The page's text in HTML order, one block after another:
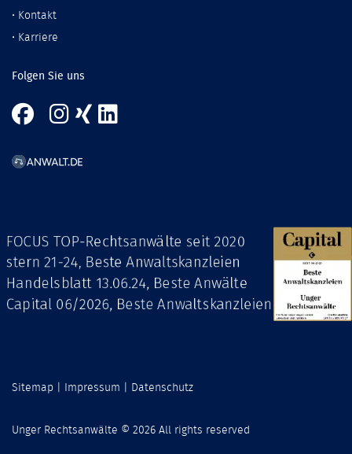
• Kontakt
• Karriere
Folgen Sie uns
Sitemap Impressum Datenschutz
Unger Rechtsanwälte © 2026 All rights reserved